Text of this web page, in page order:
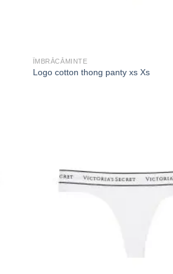
ÎMBRĂCĂMINTE
Logo cotton thong panty xs Xs